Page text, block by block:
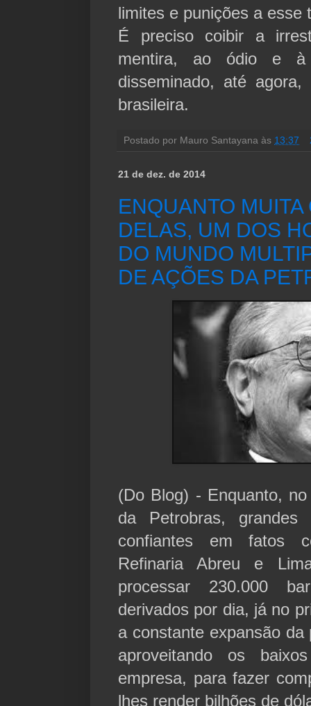
limites e punições a
É preciso coibir a
mentira, ao ódio e
disseminado, até
brasileira.
Postado por Mauro Santayana às 13:37
21 de dez. de 2014
ENQUANTO
DELAS, UM DOS
DO MUNDO
DE AÇÕES DA
(Do Blog) - Enquanto,
da Petrobras, grandes
confiantes em fatos
Refinaria Abreu e
processar 230.000
derivados por dia, já no
a constante expansão
aproveitando os
empresa, para fazer
lhes render bilhões de